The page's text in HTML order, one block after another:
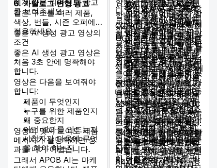
를 보여주세요.
6. 카탈로그 변형 광고
같은 구조를 여러 제품,
색상, 번들, 시즌 오퍼에
적용하세요.
좋은 AI 생성 광고 영상의
조건
좋은 AI 생성 광고 영상은
처음 3초 안에 명확해야
합니다.
영상은 다음을 보여줘야
합니다:
제품이 무엇인지
누구를 위한 제품인지
왜 중요한지
어떤 결과를 만드는지
시청자가 다음에 무엇
을 해야 하는지
영상이 멋져 보여도 제품
메시지가 불명확하면 성
과를 내기 어렵습니다.
그래서 APOB AI는 마케
YouTube: AI UGC는
AI가 생성한 대본과 함
께 긴 영상 및 Shorts
에서 유용하며, 탄탄한
내러티브 기반을 제공
합니다. AI 보이스오버
는 복잡한 주제를 설명
할 수 있고, AI 영상 편
집 소프트웨어는 반복
작업을 수행하여 제작
자들이 창의적 방향에
집중할 수 있게 합니
다. 일부는 이미 완전
히 AI로 제작한 설명
영상이나 애니메이션
쇼츠를 실험하고 있습
니다.
줄임으로써, AI UGC
광고는 제작 비용을 크
게 낮출 잠재력이 있어
소규모 회사도 품질 높
은 광고를 감당할 수
있게 합니다.
성공적인 AI UGC 광
고 캠페인은 설득력 있
으면서도 매우 재현 가
능한 광고 자산을 만들
기 위해 AI 생성 소재
와 실제 제품 영상을
일관되게 섞는 경향이
있습니다.
프트, 콘텐츠 형식을
실험하고 어떤 것이 가
장 효과적인 결과를 내
는지 관찰하세요.
스토리텔링에 집중하
세요: 어떤 접근이든
훌륭한 콘텐츠는 서사
중심입니다. AI UGC에
분명한 이야기가 있는
지 확인하고, 제품 소
개든 가벼운 스킷이든
하나의 흐름을 갖추세
요.
알고리즘 인지 최적화:
관련 해시태그, 유행하
는 음악(원한다면), 그
리고 현재 플랫폼 트렌
드를 따라가며 AI
생성한 UGC의 정당한
제작 자체가 문제시됩
니다.
저작권과 소유권: AI가
만든 콘텐츠에 관한 법
은 변화하는 중입니다.
AI가 만든 콘텐츠의 저
작권은 누가 소유할까
요? 이는 답이 계속 바
뀌는 까다로운 문제입
니다.
수용성: 일부 오디언스
는 AI가 만든 콘텐츠가
지나치게 부자연스럽
거나 진정성이 없어 보
이면 부정적으로 반응
할 수 있습니다. 필요
한 것은 AI의 역량과
다. AI UGC가 무엇인지,
모든 플랫폼에서 어떻게
작동하는지 이해하고,
UGC 제작을 위한 가장
진보된 AI 광고 도구를 활
용함으로써 제작자와 마
케터는 생산성과 참여도
를 새로운 높이로 끌어올
릴 수 있습니다.
콘텐츠 제작의 미래가 마
침내 도래했습니다. 그것
은 지능적이고, 확장 가능
하며, 매우 흥미진진합니
다. 더 이상 기다리지 말
고 오늘 바로 AI UGC를
실험해 보세요. 그 잠재력
이 여러분의 콘텐츠를 바
사용자 생성 콘텐츠를 뜻
합니다. 이는 AI 음성, 영
상, 이미지처럼 AI가 완전
히 만들었거나, 일반적으
로 인간의 사용자 생성 콘
텐츠와 비슷한 느낌을 재
현하기 위해 AI 도구로 크
게 보강된 콘텐츠일 수 있
습니다.
Q2: AI UGC가 제 콘텐츠
를 바이럴로 만들 수 있나
요?
A2: AI UGC는 놀라움과
새로움을 제공하고, 트렌
드에 빠르게 대응하며, 초
개인화를 가능하게 하고,
때때로 진정한 의미에서
"사용자 생성"처럼 설득
력 있게 보일 수 있는 매
력적인 콘텐츠를 확장 가
능하게 제작함으로써 바
이럴을 만들어낼 수 있습
니다.
Q3: AI UGC는 광고에 사
용하기에 적합한가요?
A3: 물론입니다! AI UGC
광고는 사용자 생성 콘텐
츠의 진정성과 AI의 확장
성 및 개인화 가능성을 활
용합니다. 이를 통해 빠른
A/B 테스트, 다양한 사용
자 상황 제작, 저비용 광
Q4: UGC를 활용한 AI 광
고를 제작하는 데 유용한
선도 도구에는 어떤 것들
이 있나요?
A4: UGC 제작에 가장 효